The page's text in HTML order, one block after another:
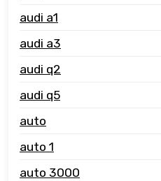
audi a1
audi a3
audi q2
audi q5
auto
auto 1
auto 3000